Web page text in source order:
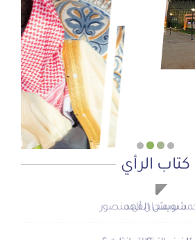
سمو ولي العهد يرعى حفل تخريج الدفعة 95 من طلبة كلية
الملك فيصل الجوية
عدسة: وكالة واس